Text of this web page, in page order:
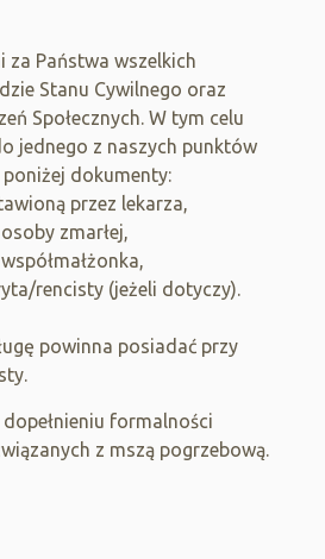
za Państwa wszelkich
Stanu Cywilnego oraz
Społecznych. W tym celu
jednego z naszych punktów
dokumenty:
przez lekarza,
zmarłej,
rencisty (jeżeli dotyczy).
powinna posiadać przy
formalności
z mszą pogrzebową.